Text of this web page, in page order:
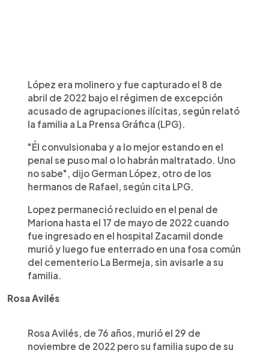
López era molinero y fue capturado el 8 de
abril de 2022 bajo el régimen de excepción
acusado de agrupaciones ilícitas, según relató
la familia a La Prensa Gráfica (LPG).
"Él convulsionaba y a lo mejor estando en el
penal se puso mal o lo habrán maltratado. Uno
no sabe", dijo German López, otro de los
hermanos de Rafael, según cita LPG.
Lopez permaneció recluido en el penal de
Mariona hasta el 17 de mayo de 2022 cuando
fue ingresado en el hospital Zacamil donde
murió y luego fue enterrado en una fosa común
del cementerio La Bermeja, sin avisarle a su
familia.
Rosa Avilés
Rosa Avilés, de 76 años, murió el 29 de
noviembre de 2022 pero su familia supo de su